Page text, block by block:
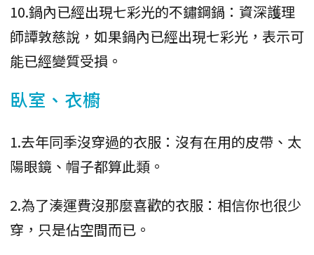
10.鍋內已經出現七彩光的不鏽鋼鍋：資深護理
師譚敦慈說，如果鍋內已經出現七彩光，表示可
能已經變質受損。
臥室、衣櫥
1.去年同季沒穿過的衣服：沒有在用的皮帶、太
陽眼鏡、帽子都算此類。
2.為了湊運費沒那麼喜歡的衣服：相信你也很少
穿，只是佔空間而已。